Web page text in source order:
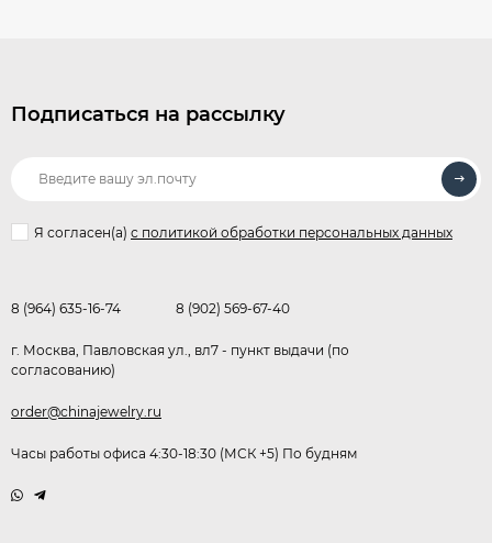
Подписаться на рассылку
Я согласен(a) с политикой обработки персональных данных
8 (964) 635-16-74 8 (902) 569-67-40
г. Москва, Павловская ул., вл7 - пункт выдачи (по
согласованию)
order@chinajewelry.ru
Часы работы офиса 4:30-18:30 (МСК +5) По будням